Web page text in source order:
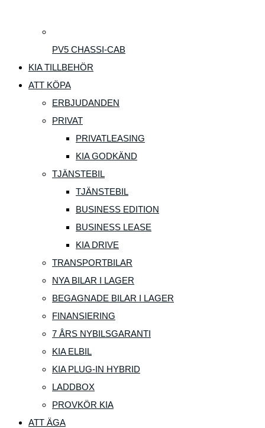
PV5 CHASSI-CAB
KIA TILLBEHÖR
ATT KÖPA
ERBJUDANDEN
PRIVAT
PRIVATLEASING
KIA GODKÄND
TJÄNSTEBIL
TJÄNSTEBIL
BUSINESS EDITION
BUSINESS LEASE
KIA DRIVE
TRANSPORTBILAR
NYA BILAR I LAGER
BEGAGNADE BILAR I LAGER
FINANSIERING
7 ÅRS NYBILSGARANTI
KIA ELBIL
KIA PLUG-IN HYBRID
LADDBOX
PROVKÖR KIA
ATT ÄGA